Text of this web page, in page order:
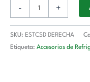
-
cantidad
+
SKU: ESTCSD DERECHA
Etiqueta: Accesorios de